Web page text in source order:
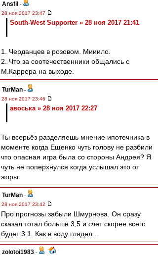
Ansfil -
28 ноя 2017 23:47
South-West Supporter » 28 ноя 2017 21:41
1. Черданцев в розовом. Мииило.
2. Что за соотечественники общались с
М.Каррера на выходе.
TurMan -
28 ноя 2017 23:46
авоська » 28 ноя 2017 22:27
Ты всерьёз разделяешь мнение ипотечника в
моменте когда Ещенко чуть голову не разбили
что опасная игра была со стороны Андрея? Я
чуть не поперхнулся когда услышал это от
жоры.
TurMan -
28 ноя 2017 23:42
Про прогнозы забыли Шмурнова. Он сразу
сказал тотал больше 3,5 и счет скорее всего
будет 3:1. Как в воду глядел...
zolotoi1983 -